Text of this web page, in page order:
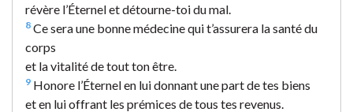
révère l’Éternel et détourne-toi du mal.
8 Ce sera une bonne médecine qui t’assurera la santé du
corps
et la vitalité de tout ton être.
9 Honore l’Éternel en lui donnant une part de tes biens
et en lui offrant les prémices de tous tes revenus.